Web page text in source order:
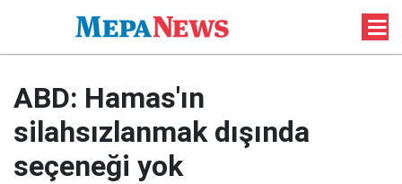
ABD: Hamas'ın
silahsızlanmak dışında
seçeneği yok